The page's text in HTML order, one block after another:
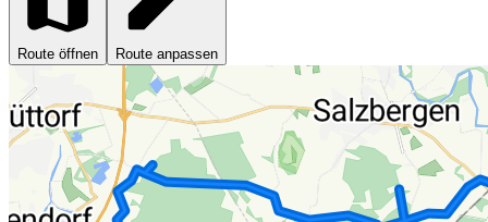
Route öffnen Route anpassen